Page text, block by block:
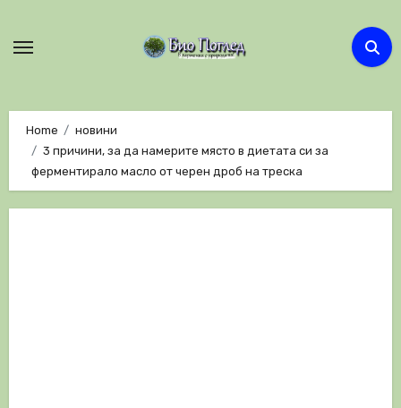
Home
новини
3 причини, за да намерите място в диетата си за
ферментирало масло от черен дроб на треска